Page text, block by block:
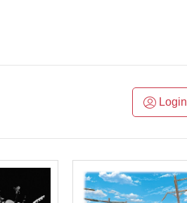
Pop 西洋流行
Login